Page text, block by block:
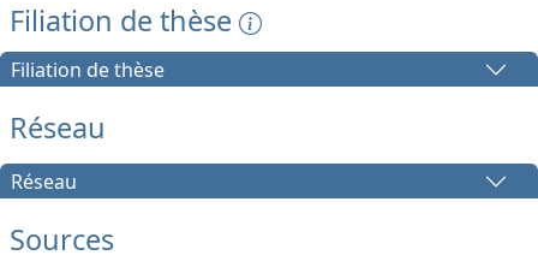
Filiation de thèse
Filiation de thèse
Réseau
Réseau
Sources